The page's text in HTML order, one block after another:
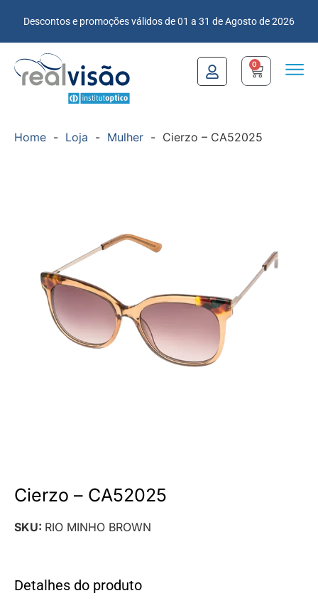
Descontos e promoções válidos de 01 a 31 de Agosto de 2026
0
Home - Loja - Mulher - Cierzo – CA52025
Cierzo – CA52025
SKU: RIO MINHO BROWN
Detalhes do produto